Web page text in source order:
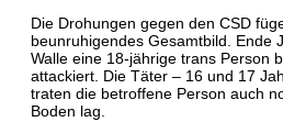
Die Drohungen gegen den CSD
beunruhigendes Gesamtbild. Ende
Walle eine 18-jährige trans Person
attackiert. Die Täter – 16 und 17
traten die betroffene Person auch
Boden lag.